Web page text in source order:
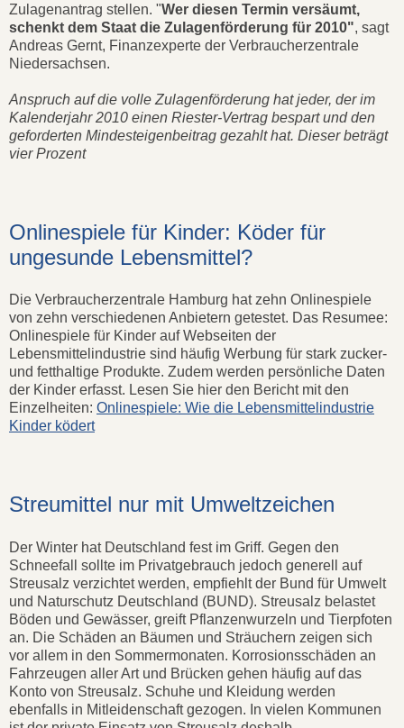
Zulagenantrag stellen. "Wer diesen Termin versäumt,
schenkt dem Staat die Zulagenförderung für 2010", sagt
Andreas Gernt, Finanzexperte der Verbraucherzentrale
Niedersachsen.
Anspruch auf die volle Zulagenförderung hat jeder, der im
Kalenderjahr 2010 einen Riester-Vertrag bespart und den
geforderten Mindesteigenbeitrag gezahlt hat. Dieser beträgt
vier Prozent
Onlinespiele für Kinder: Köder für
ungesunde Lebensmittel?
Die Verbraucherzentrale Hamburg hat zehn Onlinespiele
von zehn verschiedenen Anbietern getestet. Das Resumee:
Onlinespiele für Kinder auf Webseiten der
Lebensmittelindustrie sind häufig Werbung für stark zucker-
und fetthaltige Produkte. Zudem werden persönliche Daten
der Kinder erfasst. Lesen Sie hier den Bericht mit den
Einzelheiten: Onlinespiele: Wie die Lebensmittelindustrie
Kinder ködert
Streumittel nur mit Umweltzeichen
Der Winter hat Deutschland fest im Griff. Gegen den
Schneefall sollte im Privatgebrauch jedoch generell auf
Streusalz verzichtet werden, empfiehlt der Bund für Umwelt
und Naturschutz Deutschland (BUND). Streusalz belastet
Böden und Gewässer, greift Pflanzenwurzeln und Tierpfoten
an. Die Schäden an Bäumen und Sträuchern zeigen sich
vor allem in den Sommermonaten. Korrosionsschäden an
Fahrzeugen aller Art und Brücken gehen häufig auf das
Konto von Streusalz. Schuhe und Kleidung werden
ebenfalls in Mitleidenschaft gezogen. In vielen Kommunen